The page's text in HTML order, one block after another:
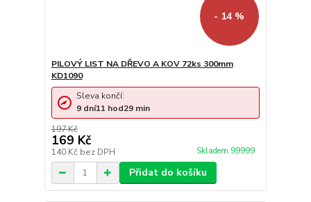
- 14 %
PILOVÝ LIST NA DŘEVO A KOV 72ks 300mm
KD1090
197 Kč
169 Kč
140 Kč bez DPH Skladem 99999
Sleva končí:
9 dní11 hod29 min
Přidat do košíku